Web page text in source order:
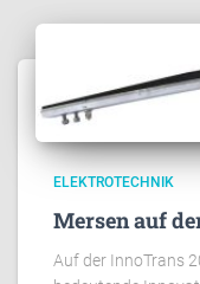
ELEKTROTECHNIK
Mersen auf
Auf der InnoTrans